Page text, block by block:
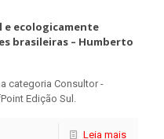
e ecologicamente
brasileiras – Humberto
categoria Consultor -
Edição Sul.
Leia mais